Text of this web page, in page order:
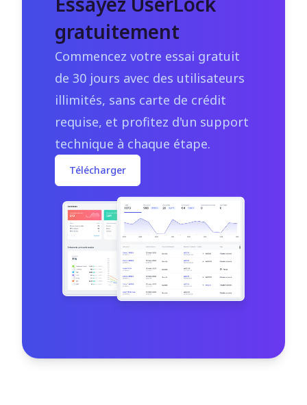
gratuitement
Commencez votre essai gratuit
de 30 jours avec des utilisateurs
illimités, sans carte de crédit
requise, et profitez d'un support
technique à chaque étape.
Télécharger